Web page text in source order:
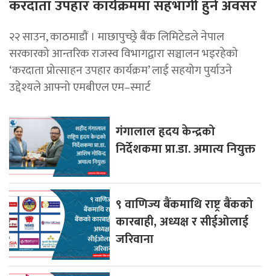
करदाता उपहार कार्यक्रममा सहभागी हुने अवसर
२२ साउन, काठमाडाैं । माछापुच्छ्रे बैंक लिमिटेडले नेपाल
सरकारको आन्तरिक राजस्व विभागद्वारा सञ्चालन भइरहेको
‘करदाता प्रोत्साहन उपहार कार्यक्रम’ लाई सहयोग पुर्याउने
उद्देश्यले आफ्नो एमबीएल एम–स्मार्ट
गंगालाल हृदय केन्द्रको
निर्देशकमा प्रा.डा. अमात्य नियुक्त
९ वाणिज्य बैंकमाथि राष्ट्र बैंकको
कारबाही, अध्यक्ष र सीईओलाई
जरिवाना